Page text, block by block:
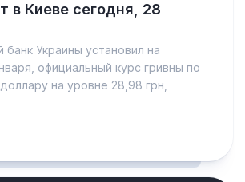
в Киеве сегодня, 28
банк Украины установил на
официальный курс гривны по
на уровне 28,98 грн,